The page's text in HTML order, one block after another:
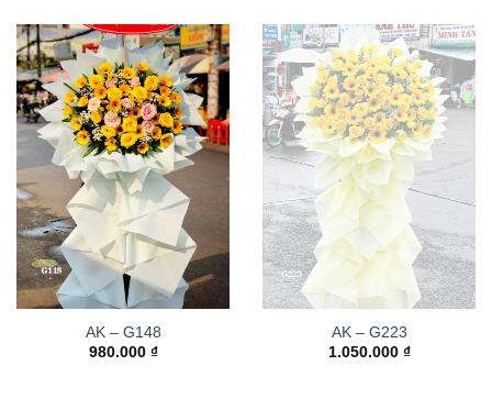
AK – G148
980.000 ₫
AK – G223
1.050.000 ₫